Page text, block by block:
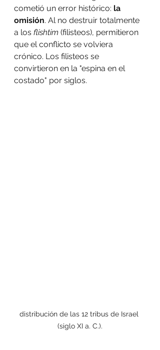
cometió un error histórico: la
omisión. Al no destruir totalmente
a los flishtim (filisteos), permitieron
que el conflicto se volviera
crónico. Los filisteos se
convirtieron en la "espina en el
costado" por siglos.
distribución de las 12 tribus de Israel
(siglo XI a. C.).